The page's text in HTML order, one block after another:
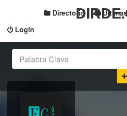
Login
Directorio Últimas